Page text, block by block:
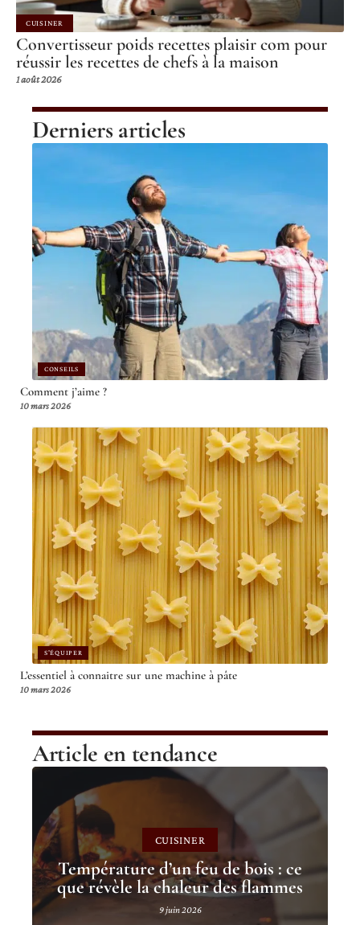
CUISINER
Convertisseur poids recettes plaisir com pour
réussir les recettes de chefs à la maison
1 août 2026
Derniers articles
CONSEILS
Comment j’aime ?
10 mars 2026
S'ÉQUIPER
L’essentiel à connaitre sur une machine à pâte
10 mars 2026
Article en tendance
CUISINER
Température d’un feu de bois : ce
que révèle la chaleur des flammes
9 juin 2026